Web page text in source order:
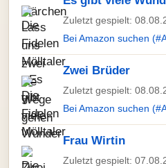
Zuletzt gespielt:
Bei Amazon suchen
Zwei Brüder
Zuletzt gespielt:
Bei Amazon suchen
Frau Wirtin
Zuletzt gespielt: